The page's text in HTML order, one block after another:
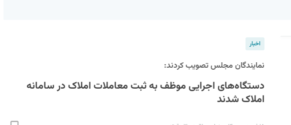
اخبار
نمایندگان مجلس تصویب کردند:
دستگاه‌های اجرایی موظف به ثبت معاملات املاک در سامانه
املاک شدند